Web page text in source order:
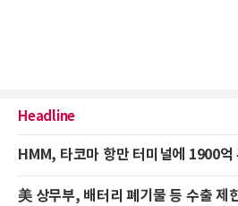
Headline
HMM, 타코마 항만 터미널에 1900억
美 상무부, 배터리 폐기물 등 수출 제